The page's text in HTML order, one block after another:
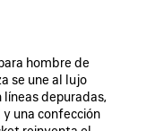
hombre de
se une al lujo
líneas depuradas,
una confección